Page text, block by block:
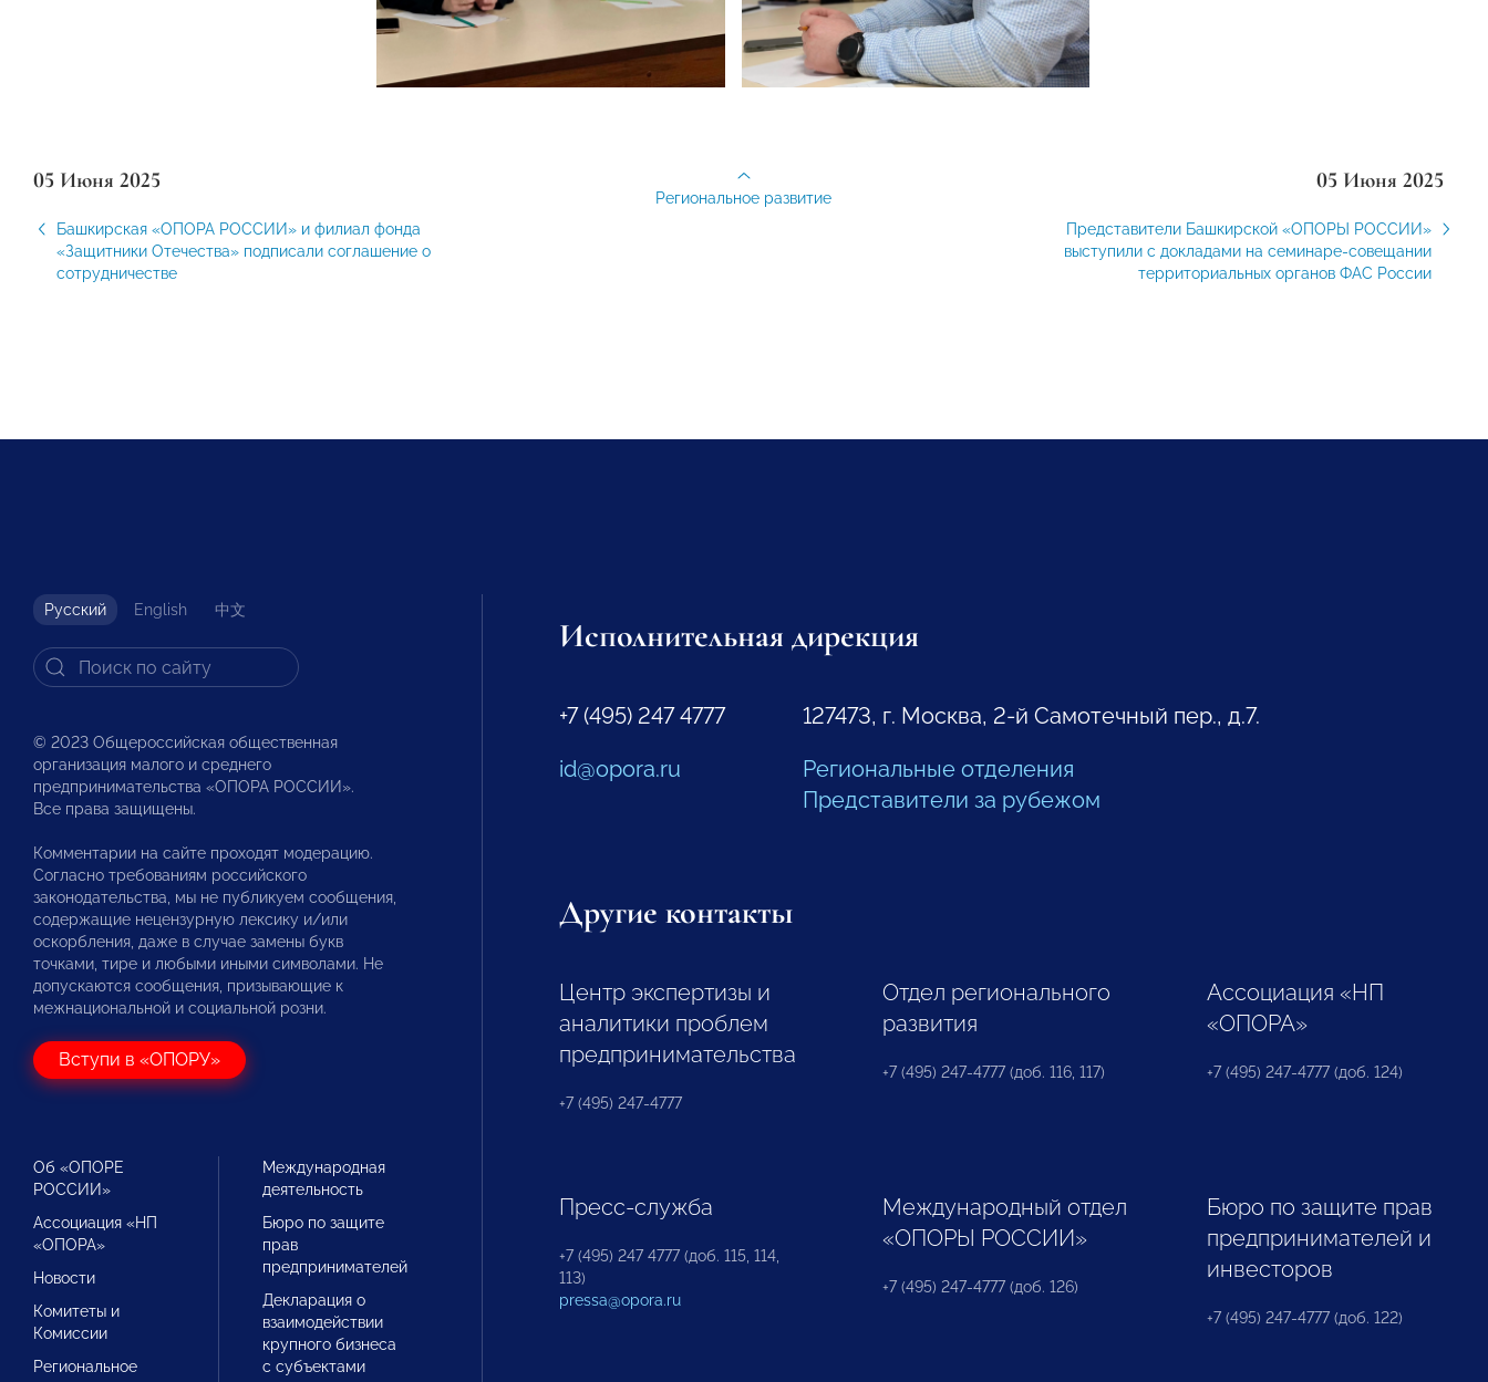
05 Июня 2025
Башкирская «ОПОРА РОССИИ» и филиал фонда
«Защитники Отечества» подписали соглашение о
сотрудничестве
05 Июня 2025
Представители Башкирской «ОПОРЫ РОССИИ»
выступили с докладами на семинаре-совещании
территориальных органов ФАС России
Региональное развитие
Русский English 中文
© 2023 Общероссийская общественная
организация малого и среднего
предпринимательства «ОПОРА РОССИИ».
Все права защищены.
Комментарии на сайте проходят модерацию.
Согласно требованиям российского
законодательства, мы не публикуем сообщения,
содержащие нецензурную лексику и/или
оскорбления, даже в случае замены букв
точками, тире и любыми иными символами. Не
допускаются сообщения, призывающие к
межнациональной и социальной розни.
Вступи в «ОПОРУ»
Об «ОПОРЕ
РОССИИ»
Ассоциация «НП
«ОПОРА»
Новости
Комитеты и
Комиссии
Региональное
Международная
деятельность
Бюро по защите
прав
предпринимателей
Декларация о
взаимодействии
крупного бизнеса
с субъектами
Исполнительная дирекция
+7 (495) 247 4777
id@opora.ru
127473, г. Москва, 2-й Самотечный пер., д.7.
Региональные отделения
Представители за рубежом
Другие контакты
Центр экспертизы и
аналитики проблем
предпринимательства
+7 (495) 247-4777
Отдел регионального
развития
+7 (495) 247-4777 (доб. 116, 117)
Ассоциация «НП
«ОПОРА»
+7 (495) 247-4777 (доб. 124)
Пресс-служба
+7 (495) 247 4777 (доб. 115, 114,
113)
pressa@opora.ru
Международный отдел
«ОПОРЫ РОССИИ»
+7 (495) 247-4777 (доб. 126)
Бюро по защите прав
предпринимателей и
инвесторов
+7 (495) 247-4777 (доб. 122)